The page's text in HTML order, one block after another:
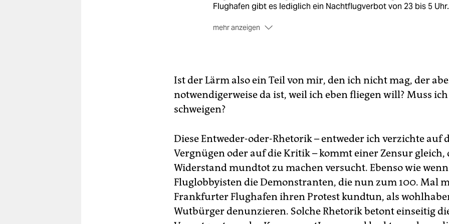
Flughafen gibt es lediglich ein Nachtflugverbot von 23 bis 5 Uhr.
mehr anzeigen
Proteste fanden ein trauriges wiejähes Ende, als 1987 zwei
Polizeibeamte während einer Demonstration dem Angriff mit
Pistole erlagen. Seit die neue Landebahn Nordwest
fertiggestellt wurde, wird wieder – gesittet, aber lautstark –
Frankfurter Flughafen, um dort gegen die Lärmbelastung zu
protestieren. Infos unter:flughafen-bi.de.
Ist der Lärm also ein Teil von mir, den ich nicht mag, der
notwendigerweise da ist, weil ich eben fliegen will? Muss
schweigen?
Diese Entweder-oder-Rhetorik – entweder ich verzichte auf
Vergnügen oder auf die Kritik – kommt einer Zensur gleich,
Widerstand mundtot zu machen versucht. Ebenso wie wenn
Fluglobbyisten die Demonstranten, die nun zum 100. Mal
Frankfurter Flughafen ihren Protest kundtun, als
Wutbürger denunzieren. Solche Rhetorik betont einseitig